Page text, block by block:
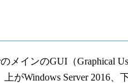
のメインのGUI（Graphical
上がWindows Server 2016、